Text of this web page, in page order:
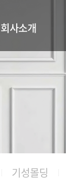
회사소개
인사말
주요사업실적
기성몰딩